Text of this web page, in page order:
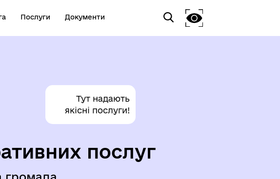
Послуги Документи
Тут надають
якісні послуги!
послуг